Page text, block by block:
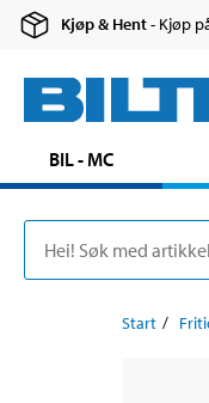
Kjøp & Hent- Kjøp
BIL - MC
Start